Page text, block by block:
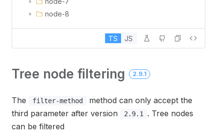
node-8
node-9
TS JS
Tree node filtering 2.9.1
The filter-method
method can only accept the
third parameter after version
2.9.1
. Tree nodes
can be filtered